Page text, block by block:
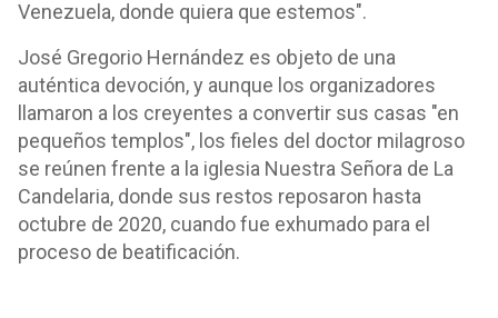
Venezuela, donde quiera que estemos".
José Gregorio Hernández es objeto de una
auténtica devoción, y aunque los organizadores
llamaron a los creyentes a convertir sus casas "en
pequeños templos", los fieles del doctor milagroso
se reúnen frente a la iglesia Nuestra Señora de La
Candelaria, donde sus restos reposaron hasta
octubre de 2020, cuando fue exhumado para el
proceso de beatificación.